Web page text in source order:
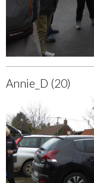
Annie_D (20)